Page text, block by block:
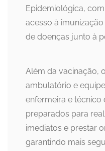
Epidemiológica,
acesso à
de doenças junto à
Além da vacinação,
ambulatório e
enfermeira e técnico
preparados para
imediatos e prestar
garantindo mais